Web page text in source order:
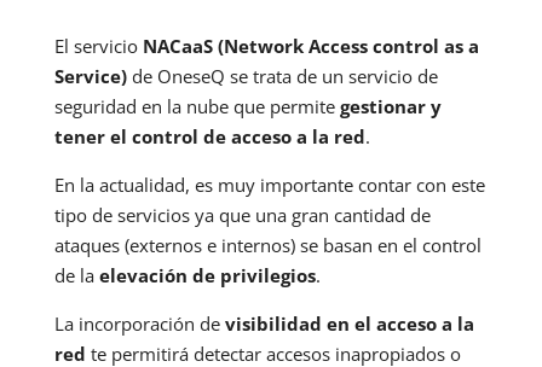
El servicio NACaaS (Network Access control as a
Service)de OneseQ se trata de un servicio de
seguridad en la nube que permite gestionar y
tener el control de acceso a la red.
En la actualidad, es muy importante contar con este
tipo de servicios ya que una gran cantidad de
ataques (externos e internos) se basan en el control
de la elevación de privilegios.
La incorporación de visibilidad en el acceso a la
red te permitirá detectar accesos inapropiados o